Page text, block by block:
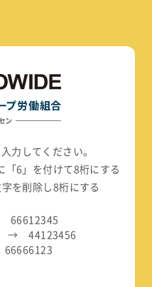
力してください。
「6」を付けて8桁にする
を削除し8桁にする
66612345
→ 44123456